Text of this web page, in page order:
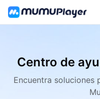
Centro de
Encuentra soluciones